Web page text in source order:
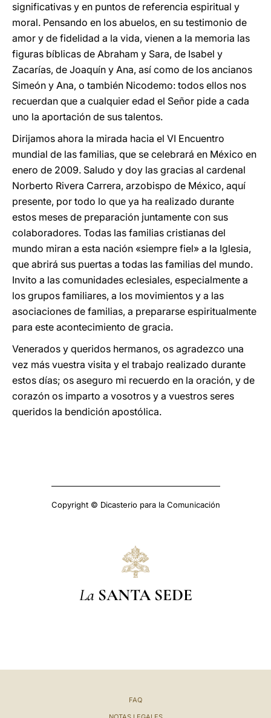
significativas y en puntos de referencia espiritual y
moral. Pensando en los abuelos, en su testimonio de
amor y de fidelidad a la vida, vienen a la memoria las
figuras bíblicas de Abraham y Sara, de Isabel y
Zacarías, de Joaquín y Ana, así como de los ancianos
Simeón y Ana, o también Nicodemo: todos ellos nos
recuerdan que a cualquier edad el Señor pide a cada
uno la aportación de sus talentos.
Dirijamos ahora la mirada hacia el VI Encuentro
mundial de las familias, que se celebrará en México en
enero de 2009. Saludo y doy las gracias al cardenal
Norberto Rivera Carrera, arzobispo de México, aquí
presente, por todo lo que ya ha realizado durante
estos meses de preparación juntamente con sus
colaboradores. Todas las familias cristianas del
mundo miran a esta nación «siempre fiel» a la Iglesia,
que abrirá sus puertas a todas las familias del mundo.
Invito a las comunidades eclesiales, especialmente a
los grupos familiares, a los movimientos y a las
asociaciones de familias, a prepararse espiritualmente
para este acontecimiento de gracia.
Venerados y queridos hermanos, os agradezco una
vez más vuestra visita y el trabajo realizado durante
estos días; os aseguro mi recuerdo en la oración, y de
corazón os imparto a vosotros y a vuestros seres
queridos la bendición apostólica.
Copyright © Dicasterio para la Comunicación
La SANTA SEDE
FAQ